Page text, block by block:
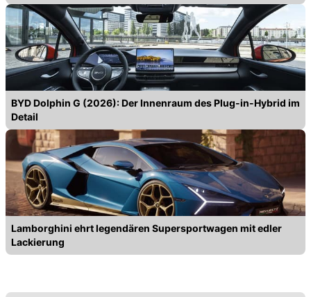
BYD Dolphin G (2026): Der Innenraum des Plug-in-Hybrid im
Detail
Lamborghini ehrt legendären Supersportwagen mit edler
Lackierung